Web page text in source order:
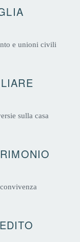
e unioni civili
sulla casa